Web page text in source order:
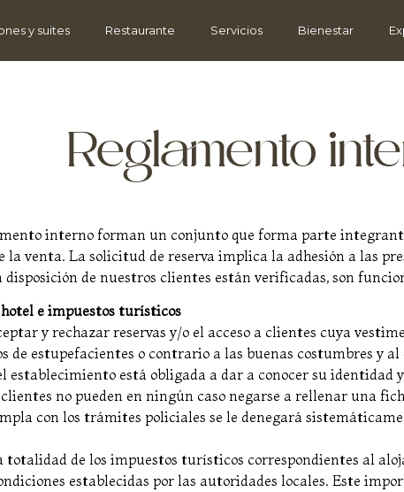
y suites Restaurante Servicios Bienestar
Reglamento
interno forman un conjunto que forma parte
venta. La solicitud de reserva implica la adhesión a las
disposición de nuestros clientes están verificadas, son
e impuestos turísticos
y rechazar reservas y/o el acceso a clientes cuya
de estupefacientes o contrario a las buenas costumbres y
establecimiento está obligada a dar a conocer su identidad
no pueden en ningún caso negarse a rellenar una
con los trámites policiales se le denegará
totalidad de los impuestos turísticos correspondientes al
establecidas por las autoridades locales. Este